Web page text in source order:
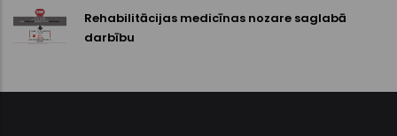
Rehabilitācijas medicīnas nozare saglabā
darbību